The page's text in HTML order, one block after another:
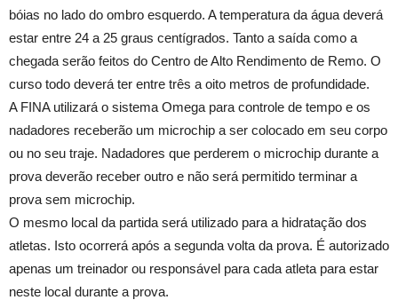
bóias no lado do ombro esquerdo. A temperatura da água deverá
estar entre 24 a 25 graus centígrados. Tanto a saída como a
chegada serão feitos do Centro de Alto Rendimento de Remo. O
curso todo deverá ter entre três a oito metros de profundidade.
A FINA utilizará o sistema Omega para controle de tempo e os
nadadores receberão um microchip a ser colocado em seu corpo
ou no seu traje. Nadadores que perderem o microchip durante a
prova deverão receber outro e não será permitido terminar a
prova sem microchip.
O mesmo local da partida será utilizado para a hidratação dos
atletas. Isto ocorrerá após a segunda volta da prova. É autorizado
apenas um treinador ou responsável para cada atleta para estar
neste local durante a prova.